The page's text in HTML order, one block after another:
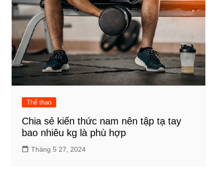
Thể thao
Chia sẻ kiến thức nam nên tập tạ tay
bao nhiêu kg là phù hợp
Tháng 5 27, 2024